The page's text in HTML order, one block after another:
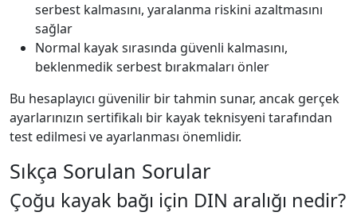
serbest kalmasını, yaralanma riskini azaltmasını
sağlar
Normal kayak sırasında güvenli kalmasını,
beklenmedik serbest bırakmaları önler
Bu hesaplayıcı güvenilir bir tahmin sunar, ancak gerçek
ayarlarınızın sertifikalı bir kayak teknisyeni tarafından
test edilmesi ve ayarlanması önemlidir.
Sıkça Sorulan Sorular
Çoğu kayak bağı için DIN aralığı nedir?